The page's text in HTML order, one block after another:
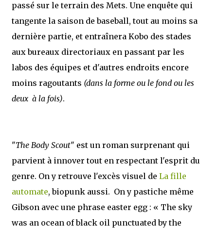
passé sur le terrain des Mets. Une enquête qui
tangente la saison de baseball, tout au moins sa
dernière partie, et entraînera Kobo des stades
aux bureaux directoriaux en passant par les
labos des équipes et d'autres endroits encore
moins ragoutants (dans la forme ou le fond ou les
deux à la fois).
"The Body Scout" est un roman surprenant qui
parvient à innover tout en respectant l'esprit du
genre. On y retrouve l'excès visuel de La fille
automate, biopunk aussi. On y pastiche même
Gibson avec une phrase easter egg : « The sky
was an ocean of black oil punctuated by the